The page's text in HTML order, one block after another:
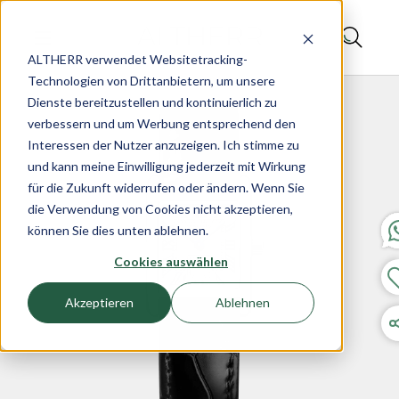
ALTHERR verwendet Websitetracking-
Technologien von Drittanbietern, um unsere
Dienste bereitzustellen und kontinuierlich zu
verbessern und um Werbung entsprechend den
Interessen der Nutzer anzuzeigen. Ich stimme zu
und kann meine Einwilligung jederzeit mit Wirkung
für die Zukunft widerrufen oder ändern. Wenn Sie
die Verwendung von Cookies nicht akzeptieren,
können Sie dies unten ablehnen.
Cookies auswählen
Akzeptieren Ablehnen